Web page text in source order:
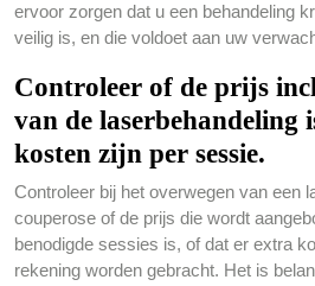
ervoor zorgen dat u een behandeling
veilig is, en die voldoet aan uw
Controleer of de prijs
van de laserbehandeling
kosten zijn per sessie.
Controleer bij het overwegen van een
couperose of de prijs die wordt
benodigde sessies is, of dat er extra
rekening worden gebracht. Het is